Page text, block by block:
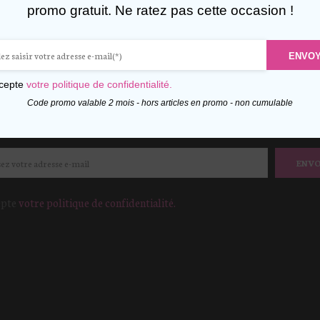
DE 10% DE
adresse mail dès maintenant pour recevoir un code
Hors promotion – non cumulable
votre politique de confidentialité.
promo gratuit. Ne ratez pas cette occasion !
votre politique de confidentialité.
Code promo valable 2 mois - hors articles en promo - non cumulable